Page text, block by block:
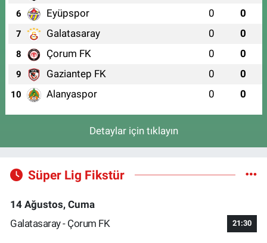
6 Eyüpspor 0 0
7 Galatasaray 0 0
8 Çorum FK 0 0
9 Gaziantep FK 0 0
10 Alanyaspor 0 0
Detaylar için tıklayın
Süper Lig Fikstür
14 Ağustos, Cuma
Galatasaray - Çorum FK
21:30